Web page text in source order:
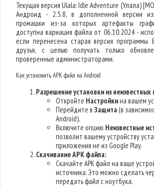
Текущая версия Ulala: Idle Adventure (Улала)
Андроид - 2.5.8, в дополненной версии
промашки из-за которых артефакты
доступна вариация файла от 06.10.2024 -
если перенесена старая версия программы.
друзья, с целью получать только
проверенные администраторами.
Как установить APK файл на Android
Разрешение установки из неизвестных
Откройте Настройкина вашем
Перейдите вЗащита(в
Android).
Включите опцию Неизвестные
позволит вашему устройству
приложения не из Google Play.
Скачивание APK файла:
Скачайте APK файл на ваше
источника. Это можно сделать
передать файл с ноутбука.